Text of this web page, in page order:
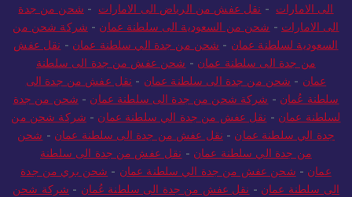
الى الامارات - نقل عفش من الرياض الى الامارات - شحن من جدة
الى الامارات - شحن من السعودية الى سلطنة عمان - شركة شحن من
السعودية لسلطنة عمان - شحن من جدة الي سلطنة عمان - نقل عفش
من جدة الى سلطنة عمان - شحن عفش من جدة الى سلطنة
عمان - شحن من جدة الى سلطنة عمان - نقل عفش من جدة الى
سلطنة عُمان - شركة شحن من جدة الى سلطنة عمان - شحن من جدة
لسلطنة عمان - نقل عفش من جدة الي سلطنة عمان - شركة شحن من
جدة الي سلطنة عمان - نقل عفش من جدة الى سلطنة عمان - شحن
من جدة الي سلطنة عمان - نقل عفش من جدة الى سلطنة
عمان - شحن عفش من جدة الي سلطنة عمان - شحن بري من جدة
الى سلطنة عمان - نقل عفش من جدة الى سلطنة عُمان - شركة شحن